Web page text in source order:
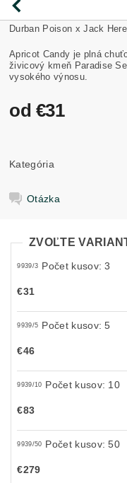
Durban Poison x Jack
Apricot Candy je plná
živicový kmeň Paradise
vysokého výnosu.
od €31
Kategória
Otázka
ZVOĽTE
9939/3 Počet kusov: 3
€31
9939/5 Počet kusov: 5
€46
9939/10 Počet kusov: 10
€83
9939/50 Počet kusov: 50
€279